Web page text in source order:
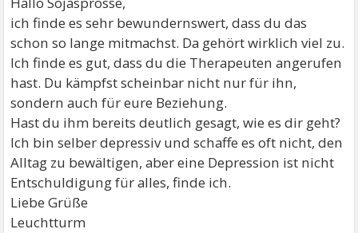
ich finde es sehr bewundernswert, dass du das
schon so lange mitmachst. Da gehört wirklich viel zu.
Ich finde es gut, dass du die Therapeuten angerufen
hast. Du kämpfst scheinbar nicht nur für ihn,
sondern auch für eure Beziehung.
Hast du ihm bereits deutlich gesagt, wie es dir geht?
Ich bin selber depressiv und schaffe es oft nicht, den
Alltag zu bewältigen, aber eine Depression ist nicht
Entschuldigung für alles, finde ich.
Liebe Grüße
Leuchtturm